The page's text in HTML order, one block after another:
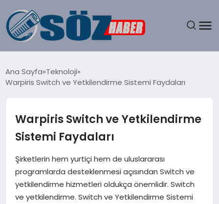
SPOR
MAGAZIN
EKONOMI
EĞITIM
SAĞLIK
Ana Sayfa Teknoloji
Warpiris Switch ve Yetkilendirme Sistemi Faydaları
Warpiris Switch ve Yetkilendirme
Sistemi Faydaları
Şirketlerin hem yurtiçi hem de uluslararası
programlarda desteklenmesi açısından Switch ve
yetkilendirme hizmetleri oldukça önemlidir. Switch
ve yetkilendirme. Switch ve Yetkilendirme Sistemi